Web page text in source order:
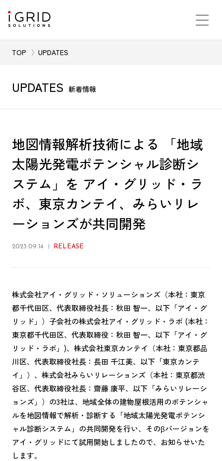
TOP UPDATES
UPDATES 新着情報
地図情報解析技術による 「地域
太陽光発電ポテンシャル診断シ
ステム」を アイ・グリッド・ラ
ボ、東京カンテイ、みらいリレ
ーションズが共同開発
2023.09.14 RELEASE
株式会社アイ・グリッド・ソリューションズ（本社：東京
都千代田区、代表取締役社長：秋田 智一、以下「アイ・グ
リッド」）子会社の株式会社アイ・グリッド・ラボ (本社：
東京都千代田区、代表取締役：秋田 智一、以下「アイ・グ
リッド・ラボ」)、株式会社東京カンテイ（本社：東京都品
川区、代表取締役社長：長田 千江美、以下「東京カンテ
イ」）、株式会社みらいリレーションズ（本社：東京都渋
谷区、代表取締役社長：齋藤 康平、以下「みらいリレーシ
ョンズ」）の3社は、地域全体の建物屋根活用のポテンシャ
ルを地図情報で解析・診断する「地域太陽光発電ポテンシ
ャル診断システム」の共同開発を行い、そのβバージョンを
アイ・グリッドにて試用開始しましたので、お知らせいた
します。